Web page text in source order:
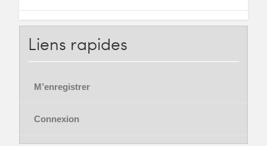
Liens rapides
M’enregistrer
Connexion